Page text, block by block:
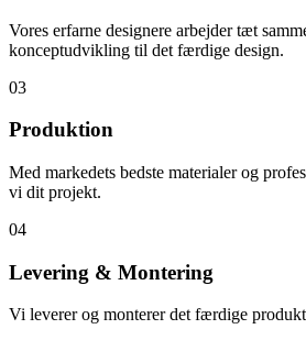
Vores erfarne designere arbejder tæt
konceptudvikling til det færdige design.
03
Produktion
Med markedets bedste materialer og
vi dit projekt.
04
Levering & Montering
Vi leverer og monterer det færdige